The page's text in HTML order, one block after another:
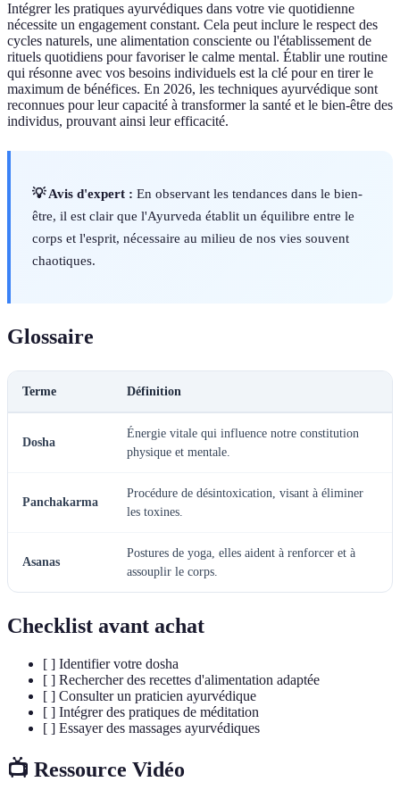
Intégrer les pratiques ayurvédiques dans votre vie quotidienne
nécessite un engagement constant. Cela peut inclure le respect des
cycles naturels, une alimentation consciente ou l'établissement de
rituels quotidiens pour favoriser le calme mental. Établir une routine
qui résonne avec vos besoins individuels est la clé pour en tirer le
maximum de bénéfices. En 2026, les techniques ayurvédique sont
reconnues pour leur capacité à transformer la santé et le bien-être des
individus, prouvant ainsi leur efficacité.
💡 Avis d'expert : En observant les tendances dans le bien-
être, il est clair que l'Ayurveda établit un équilibre entre le
corps et l'esprit, nécessaire au milieu de nos vies souvent
chaotiques.
Glossaire
Terme Définition
Dosha
Énergie vitale qui influence notre constitution
physique et mentale.
Panchakarma
Procédure de désintoxication, visant à éliminer
les toxines.
Asanas
Postures de yoga, elles aident à renforcer et à
assouplir le corps.
Checklist avant achat
[ ] Identifier votre dosha
[ ] Rechercher des recettes d'alimentation adaptée
[ ] Consulter un praticien ayurvédique
[ ] Intégrer des pratiques de méditation
[ ] Essayer des massages ayurvédiques
📺 Ressource Vidéo